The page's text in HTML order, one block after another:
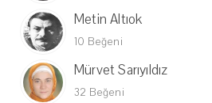
Metin Altıok
10 Beğeni
Mürvet Sarıyıldız
32 Beğeni